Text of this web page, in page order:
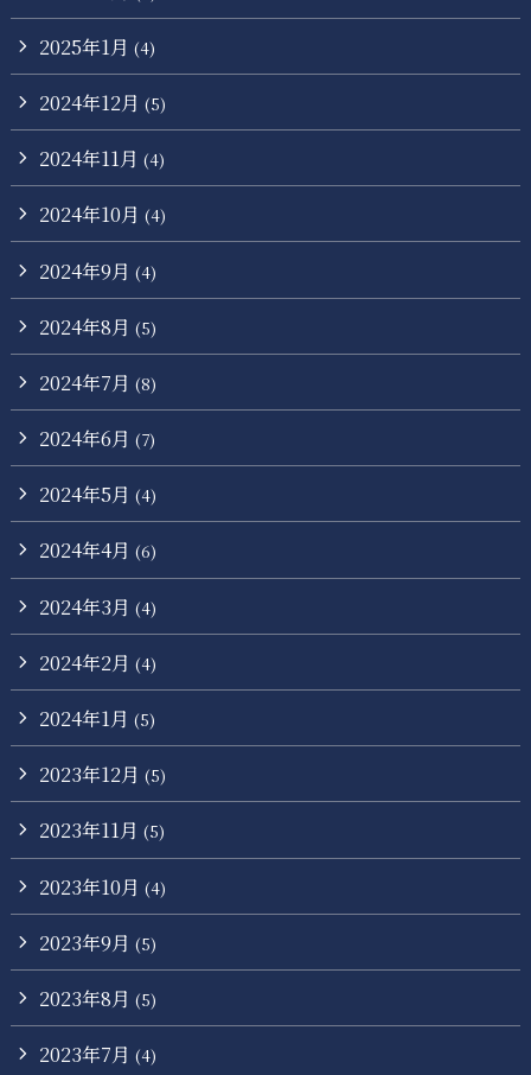
2025年1月 (4)
2024年12月 (5)
2024年11月 (4)
2024年10月 (4)
2024年9月 (4)
2024年8月 (5)
2024年7月 (8)
2024年6月 (7)
2024年5月 (4)
2024年4月 (6)
2024年3月 (4)
2024年2月 (4)
2024年1月 (5)
2023年12月 (5)
2023年11月 (5)
2023年10月 (4)
2023年9月 (5)
2023年8月 (5)
2023年7月 (4)